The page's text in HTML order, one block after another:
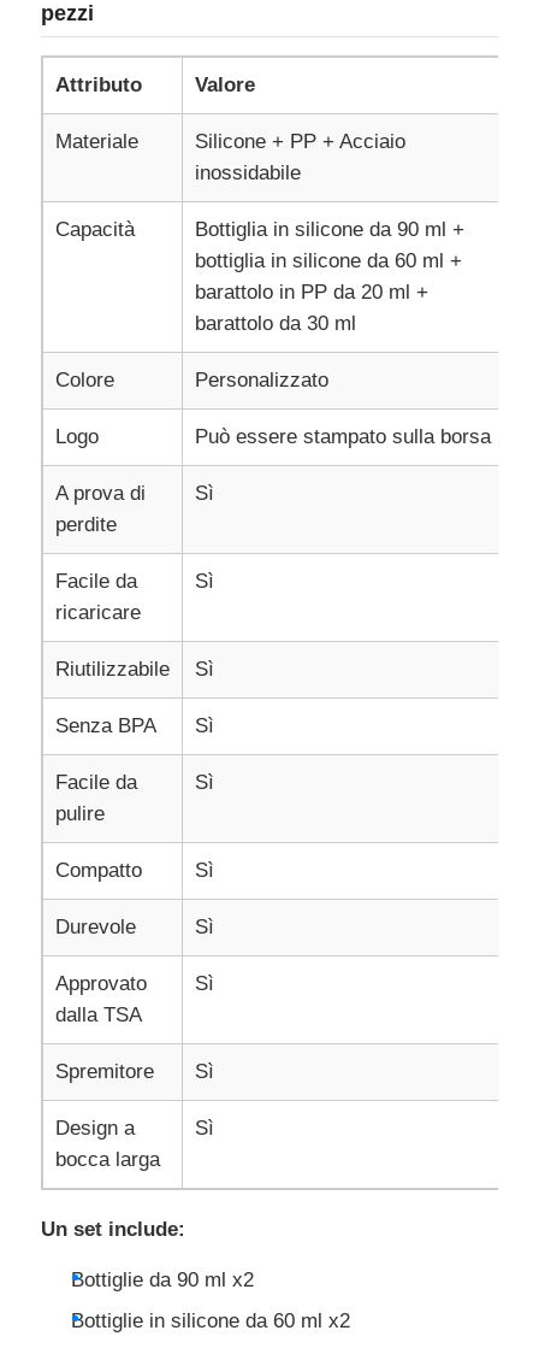
Contattaci
Notizie
Set di bottiglie da viaggio in silicone
Borraccia in silicone pieghevole
Tazza Pieghevole in Silicone
Prodotti da cucina in silicone
Prodotti in gomma siliconica
pezzi
Attributo Valore
Materiale
Silicone + PP + Acciaio
inossidabile
Capacità
Bottiglia in silicone da 90 ml +
bottiglia in silicone da 60 ml +
barattolo in PP da 20 ml +
barattolo da 30 ml
Colore Personalizzato
Logo Può essere stampato sulla borsa
A prova di
perdite
Sì
Facile da
ricaricare
Sì
Riutilizzabile Sì
Senza BPA Sì
Facile da
pulire
Sì
Compatto Sì
Durevole Sì
Approvato
dalla TSA
Sì
Spremitore Sì
Design a
bocca larga
Sì
Un set include:
Bottiglie da 90 ml x2
Bottiglie in silicone da 60 ml x2